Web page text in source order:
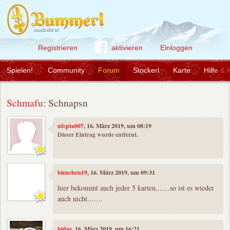
Registrieren aktivieren Einloggen
Community Forum Stockerl Karte Hilfe &
Spielen!
Schmafu: Schnapsn
ufcpta007, 16. März 2019, um 08:19
Dieser Eintrag wurde entfernt.
bienchen19, 16. März 2019, um 09:31
hier bekommt auch jeder 5 karten,......so ist es wieder
auch nicht...….